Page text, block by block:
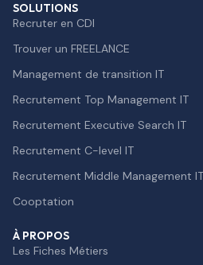
SOLUTIONS
Recruter en CDI
Trouver un FREELANCE
Management de transition IT
Recrutement Top Management IT
Recrutement Executive Search IT
Recrutement C-level IT
Recrutement Middle Management IT
Cooptation
À PROPOS
Les Fiches Métiers